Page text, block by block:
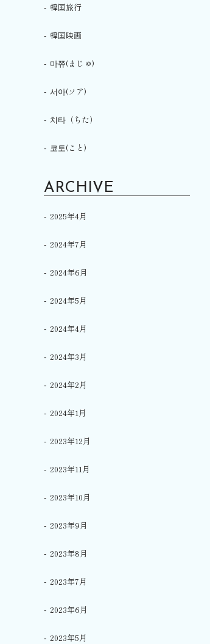
韓国旅行
韓国映画
마쮸(まじゅ)
서아(ソア)
치타（ちた）
코토(こと)
ARCHIVE
2025年4月
2024年7月
2024年6月
2024年5月
2024年4月
2024年3月
2024年2月
2024年1月
2023年12月
2023年11月
2023年10月
2023年9月
2023年8月
2023年7月
2023年6月
2023年5月